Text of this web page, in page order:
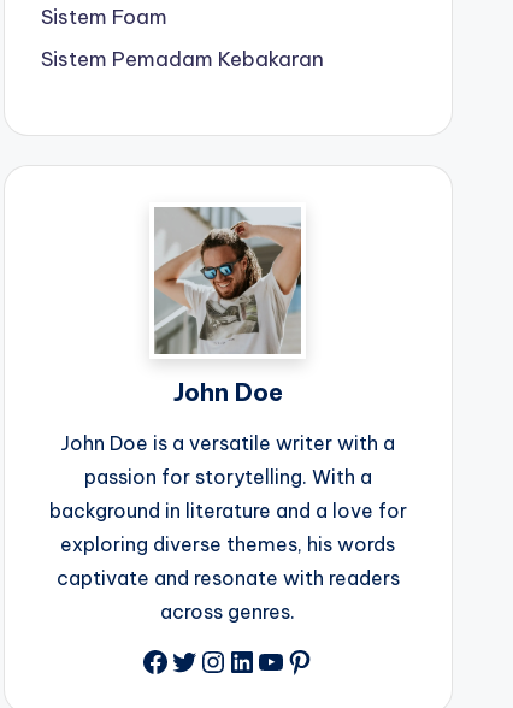
Sistem Foam
Sistem Pemadam Kebakaran
John Doe
John Doe is a versatile writer with a
passion for storytelling. With a
background in literature and a love for
exploring diverse themes, his words
captivate and resonate with readers
across genres.
Facebook
Twitter
Instagram
LinkedIn
YouTube
Pinterest